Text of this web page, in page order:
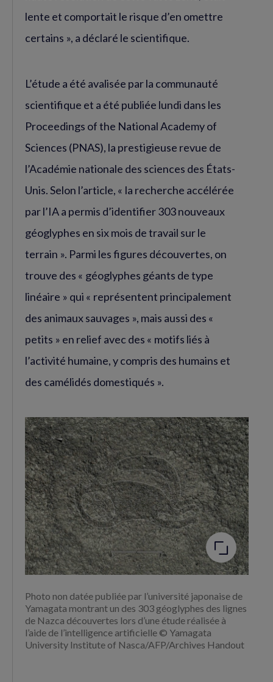
lente et comportait le risque d’en omettre
certains », a déclaré le scientifique.
L’étude a été avalisée par la communauté
scientifique et a été publiée lundi dans les
Proceedings of the National Academy of
Sciences (PNAS), la prestigieuse revue de
l’Académie nationale des sciences des États-
Unis. Selon l’article, « la recherche accélérée
par l’IA a permis d’identifier 303 nouveaux
géoglyphes en six mois de travail sur le
terrain ». Parmi les figures découvertes, on
trouve des « géoglyphes géants de type
linéaire » qui « représentent principalement
des animaux sauvages », mais aussi des «
petits » en relief avec des « motifs liés à
l’activité humaine, y compris des humains et
des camélidés domestiqués ».
Agrandir
l'image
Photo non datée publiée par l’université japonaise de
Yamagata montrant un des 303 géoglyphes des lignes
de Nazca découvertes lors d’une étude réalisée à
l’aide de l’intelligence artificielle © Yamagata
University Institute of Nasca/AFP/Archives Handout